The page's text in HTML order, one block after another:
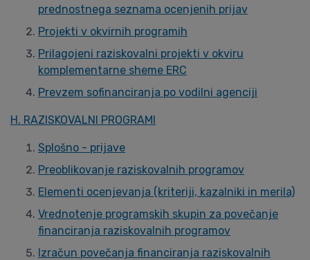
prednostnega seznama ocenjenih prijav
Projekti v okvirnih programih
Prilagojeni raziskovalni projekti v okviru
komplementarne sheme ERC
Prevzem sofinanciranja po vodilni agenciji
H. RAZISKOVALNI PROGRAMI
Splošno - prijave
Preoblikovanje raziskovalnih programov
Elementi ocenjevanja (kriteriji, kazalniki in merila)
Vrednotenje programskih skupin za povečanje
financiranja raziskovalnih programov
Izračun povečanja financiranja raziskovalnih